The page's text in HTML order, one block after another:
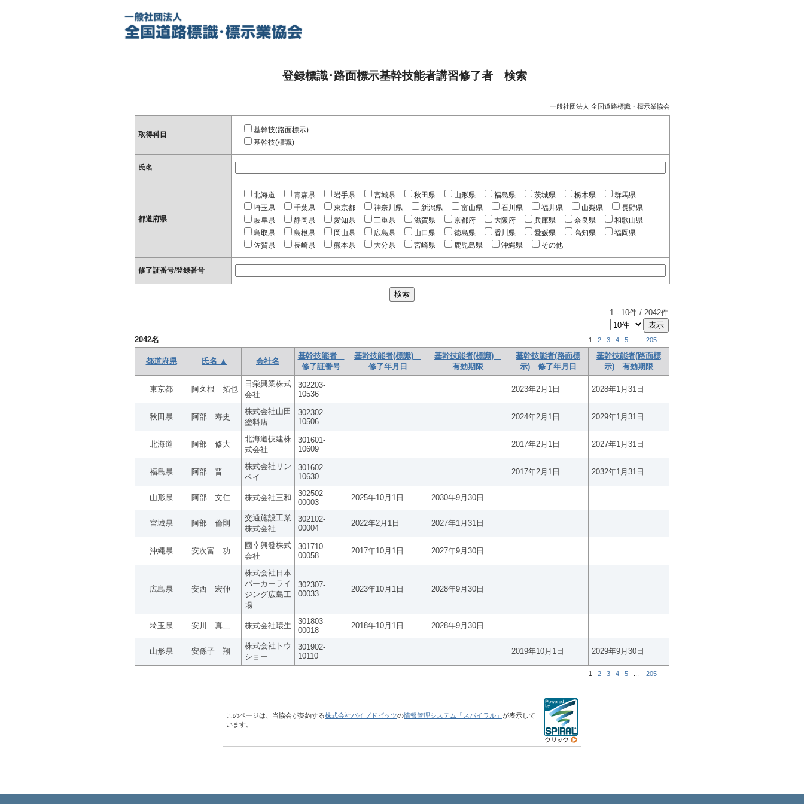
登録標識･路面標示基幹技能者講習修了者 検索
一般社団法人 全国道路標識・標示業協会
取得科目
基幹技(路面標示)
基幹技(標識)
氏名
都道府県
北海道 青森県 岩手県 宮城県 秋田県 山形県 福島県 茨城県 栃木県
群馬県
埼玉県
千葉県 東京都 神奈川県 新潟県 富山県 石川県 福井県 山梨県
長野県
岐阜県
静岡県 愛知県 三重県 滋賀県 京都府 大阪府 兵庫県 奈良県
和歌山県
鳥取県
島根県 岡山県 広島県 山口県 徳島県 香川県 愛媛県 高知県
福岡県
佐賀県
長崎県 熊本県 大分県 宮崎県 鹿児島県 沖縄県 その他
修了証番号/登録番号
1- 10件 / 2042件
2042名 1 2 3 4 5 205
都道府県 氏名 ▲ 会社名
基幹技能者
修了証番号
基幹技能者(標識)
修了年月日
基幹技能者(標識)
有効期限
基幹技能者(路面標
示) 修了年月日
基幹技能者(路面標
示) 有効期限
東京都 阿久根 拓也
日栄興業株式
会社
302203-
10536
2023年2月1日 2028年1月31日
秋田県 阿部 寿史
株式会社山田
塗料店
302302-
10506
2024年2月1日 2029年1月31日
北海道 阿部 修大
北海道技建株
式会社
301601-
10609
2017年2月1日 2027年1月31日
福島県 阿部 晋
株式会社リン
ペイ
301602-
10630
2017年2月1日 2032年1月31日
山形県 阿部 文仁 株式会社三和
302502-
00003
2025年10月1日 2030年9月30日
宮城県 阿部 倫則
交通施設工業
株式会社
302102-
00004
2022年2月1日 2027年1月31日
沖縄県 安次富 功
國幸興發株式
会社
301710-
00058
2017年10月1日 2027年9月30日
広島県 安西 宏伸
株式会社日本
パーカーライ
ジング広島工
場
302307-
00033
2023年10月1日 2028年9月30日
埼玉県 安川 真二 株式会社環生
301803-
00018
2018年10月1日 2028年9月30日
山形県 安孫子 翔
株式会社トウ
ショー
301902-
10110
2019年10月1日 2029年9月30日
1 2 3 4 5 205
このページは、当協会が契約する株式会社パイプドビッツの情報管理システム「スパイラル」 が表示して
います。